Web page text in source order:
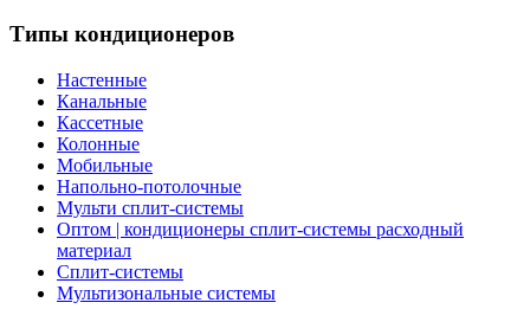
Типы кондиционеров
Настенные
Канальные
Кассетные
Колонные
Мобильные
Напольно-потолочные
Мульти сплит-системы
Оптом | кондиционеры сплит-системы расходный
материал
Сплит-системы
Мультизональные системы